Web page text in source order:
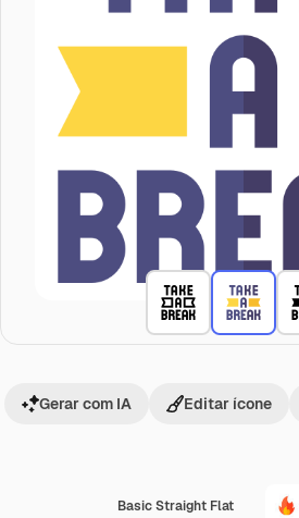
Basic Straight Flat
Gerar com IA Editar ícone